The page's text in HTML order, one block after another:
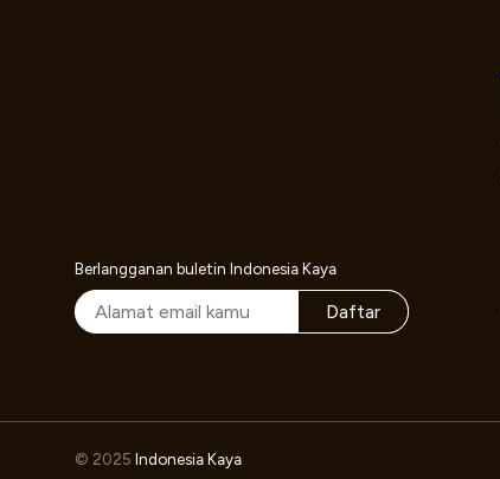
Berlangganan buletin Indonesia Kaya
Daftar
© 2025 Indonesia Kaya